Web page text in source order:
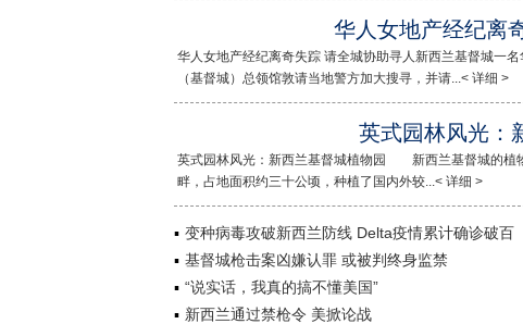
华人女地产经纪离
华人女地产经纪离奇失踪 请全城协助寻人新西兰基督城一
（基督城）总领馆敦请当地警方加大搜寻，并请...< 详细 >
英式园林风光：
英式园林风光：新西兰基督城植物园 新西兰基督城的
畔，占地面积约三十公顷，种植了国内外较...< 详细 >
变种病毒攻破新西兰防线 Delta疫情累计确诊破百
基督城枪击案凶嫌认罪 或被判终身监禁
“说实话，我真的搞不懂美国”
新西兰通过禁枪令 美掀论战